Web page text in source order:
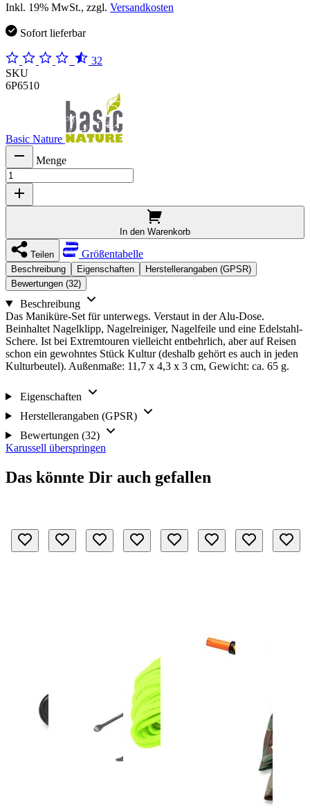
Inkl. 19% MwSt., zzgl. Versandkosten
Sofort lieferbar
32
SKU
6P6510
Basic Nature
Menge
In den Warenkorb
Teilen Größentabelle
Beschreibung Eigenschaften
Herstellerangaben (GPSR)
Bewertungen (32)
Beschreibung
Das Maniküre-Set für unterwegs. Verstaut in der Alu-Dose.
Beinhaltet Nagelklipp, Nagelreiniger, Nagelfeile und eine Edelstahl-
Schere. Ist bei Extremtouren vielleicht entbehrlich, aber auf Reisen
schon ein gewohntes Stück Kultur (deshalb gehört es auch in jeden
Kulturbeutel). Außenmaße: 11,7 x 4,3 x 3 cm, Gewicht: ca. 65 g.
Eigenschaften
Herstellerangaben (GPSR)
Bewertungen (32)
Karussell überspringen
Das könnte Dir auch gefallen